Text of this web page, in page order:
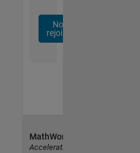
Nous
rejoindre
MathWorks
Accelerating